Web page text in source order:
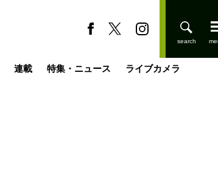
連載 特集・ニュース ライブカメラ